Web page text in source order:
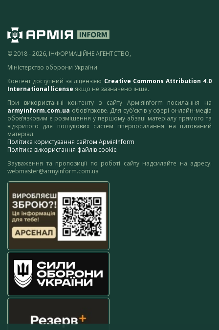
© 2018 - 2026, ІНФОРМАЦІЙНЕ АГЕНТСТВО,
Міністерство оборони України
Контент доступний за ліцензією Creative Commons Attribution 4.0
International license якщо не зазначено інше.
При використанні контенту з сайту АрміяInform посилання на
armyinform.com.ua обов’язкове. Для суб’єктів у сфері онлайн-медіа
обов’язковим є розміщення у першому абзаці матеріалу прямого та
відкритого для пошукових систем гіперпосилання на цитований
матеріал.
Політика користування сайтом АрміяInform
Політика використання файлів cookie
Зауваження та пропозиції по роботі сайту надсилайте на адресу:
webmaster@armyinform.com.ua